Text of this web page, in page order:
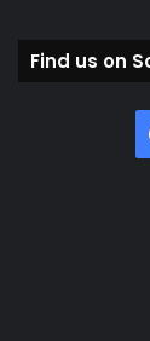
Find us on